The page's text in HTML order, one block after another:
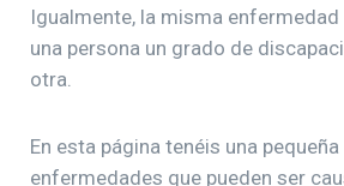
Igualmente, la misma
una persona un grado de
otra.
En esta página tenéis una
enfermedades que pueden ser